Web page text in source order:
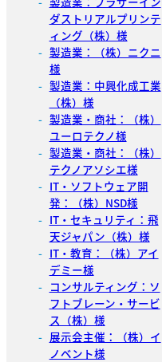
ダストリアルプリンテ
ィング（株）様
製造業：（株）ニクニ
様
製造業：中興化成工業
（株）様
製造業・商社：（株）
ユーロテクノ様
製造業・商社：（株）
テクノアソシエ様
IT・ソフトウェア開
発：（株）NSD様
IT・セキュリティ：飛
天ジャパン（株）様
IT・教育：（株）アイ
デミー様
コンサルティング：ソ
フトブレーン・サービ
ス（株）様
展示会主催：（株）イ
ノベント様